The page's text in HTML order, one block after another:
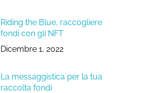
Riding the Blue, raccogliere
fondi con gli NFT
Dicembre 1, 2022
La messaggistica per la tua
raccolta fondi